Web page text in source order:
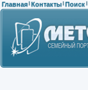
Главная | Контакты | Поиск |